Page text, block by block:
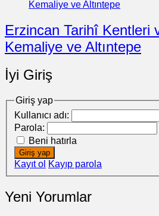
Erzincan Tarihî Kentleri
Kemaliye ve Altıntepe
İyi Giriş
Giriş yap
Kullanıcı adı:
Parola:
Beni hatırla
Giriş yap
Kayıt ol Kayıp parola
Yeni Yorumlar